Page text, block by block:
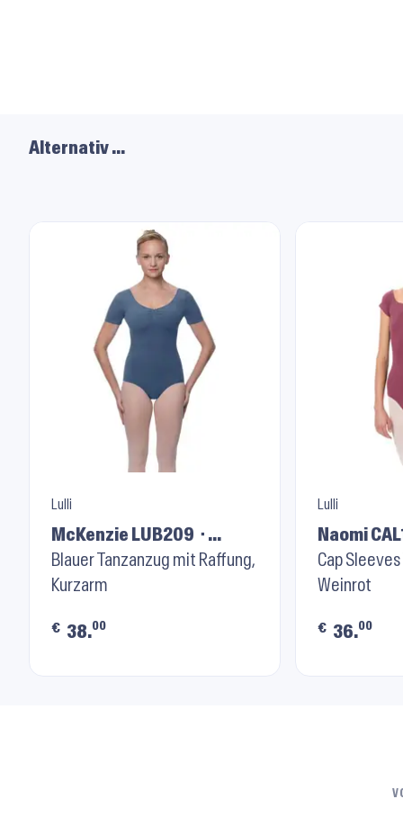
Alternativ …
Lulli
McKenzie LUB209 ⬝
Jeans
Blauer Tanzanzug mit Raffung,
Kurzarm
€ 38.00
Lulli
Naomi
Rose
Cap
Weinrot
€ 36.00